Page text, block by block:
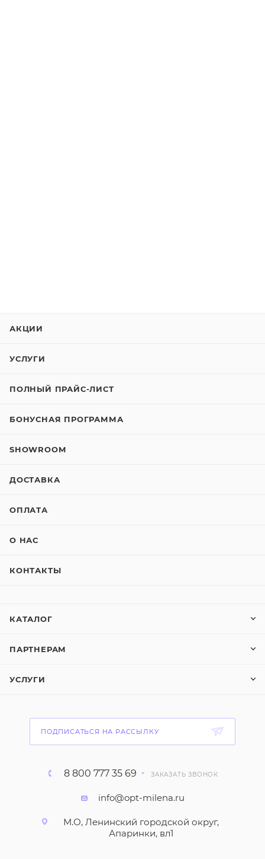
АКЦИИ
УСЛУГИ
ПОЛНЫЙ ПРАЙС-ЛИСТ
БОНУСНАЯ ПРОГРАММА
SHOWROOM
ДОСТАВКА
ОПЛАТА
О НАС
КОНТАКТЫ
КАТАЛОГ
ПАРТНЕРАМ
УСЛУГИ
ПОДПИСАТЬСЯ НА РАССЫЛКУ
8 800 777 35 69 ЗАКАЗАТЬ ЗВОНОК
info@opt-milena.ru
М.О, Ленинский городской округ,
Апаринки, вл1